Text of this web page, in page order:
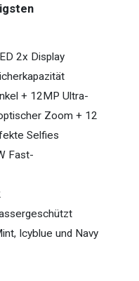
2x Display
+ 12MP Ultra-
Zoom + 12
Selfies
Fast-
Icyblue und Navy